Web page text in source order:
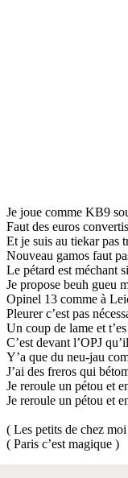
Je joue comme KB9
Faut des euros
Et je suis au tiekar pas
Nouveau gamos faut
Le pétard est méchant
Je propose beuh gueu
Opinel 13 comme à
Pleurer c’est pas
Un coup de lame et
C’est devant l’OPJ
Y’a que du neu-jau
J’ai des freros qui
Je reroule un pétou et
Je reroule un pétou et
( Les petits de chez
( Paris c’est magique )